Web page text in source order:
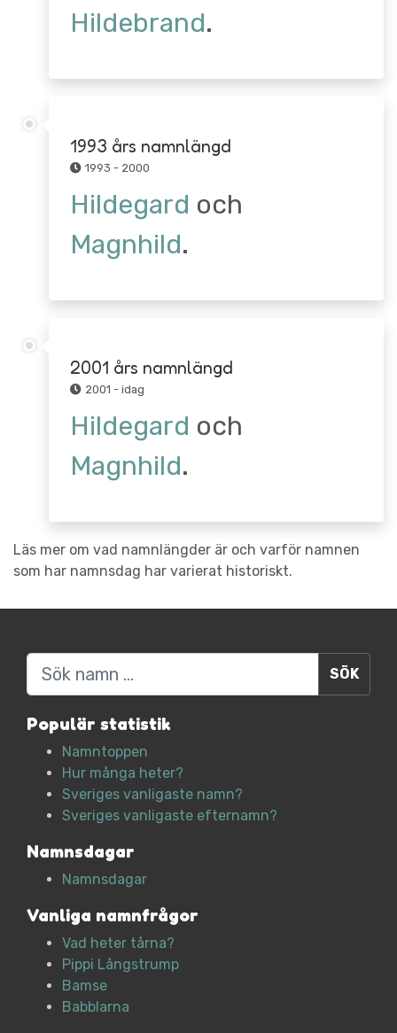
Hildebrand.
1993 års namnlängd
1993 - 2000
Hildegard och
Magnhild.
2001 års namnlängd
2001 - idag
Hildegard och
Magnhild.
Läs mer om vad namnlängder är och varför namnen
som har namnsdag har varierat historiskt.
Sök
Populär statistik
Namntoppen
Hur många heter?
Sveriges vanligaste namn?
Sveriges vanligaste efternamn?
Namnsdagar
Namnsdagar
Vanliga namnfrågor
Vad heter tårna?
Pippi Långstrump
Bamse
Babblarna